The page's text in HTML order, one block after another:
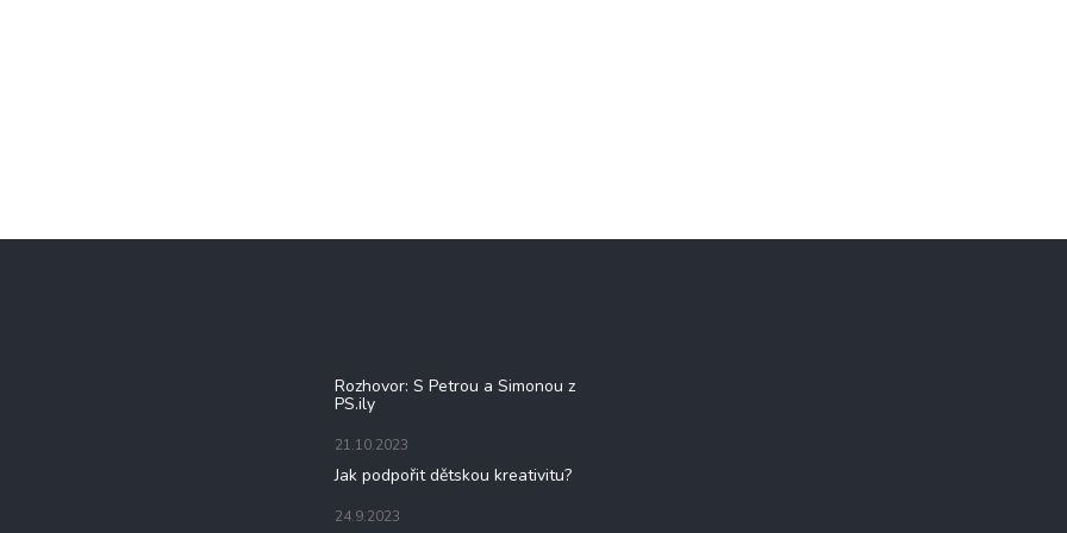
Rozhovor: S Petrou a Simonou z
PS.ily
21.10.2023
Jak podpořit dětskou kreativitu?
24.9.2023